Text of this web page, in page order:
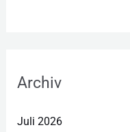
Archiv
Juli 2026